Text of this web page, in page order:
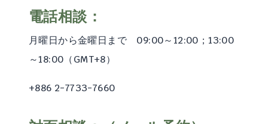
電話相談：
月曜日から金曜日まで 09:00～12:00；13:00
～18:00（GMT+8）
+886 2-7733-7660